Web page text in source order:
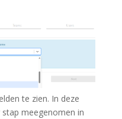
te zien. In deze
meegenomen in